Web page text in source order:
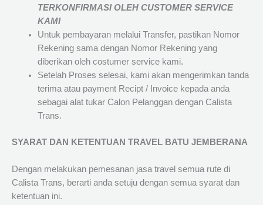
TERKONFIRMASI OLEH CUSTOMER SERVICE
KAMI
Untuk pembayaran melalui Transfer, pastikan Nomor
Rekening sama dengan Nomor Rekening yang
diberikan oleh costumer service kami.
Setelah Proses selesai, kami akan mengerimkan tanda
terima atau payment Recipt / Invoice kepada anda
sebagai alat tukar Calon Pelanggan dengan Calista
Trans.
SYARAT DAN KETENTUAN TRAVEL BATU JEMBERANA
Dengan melakukan pemesanan jasa travel semua rute di
Calista Trans, berarti anda setuju dengan semua syarat dan
ketentuan ini.